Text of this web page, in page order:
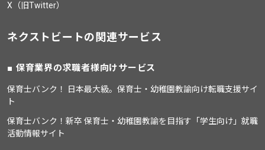
X（旧Twitter）
ネクストビートの関連サービス
保育業界の求職者様向けサービス
保育士バンク！ 日本最大級。保育士・幼稚園教諭向け転職支援サイ
ト
保育士バンク！新卒 保育士・幼稚園教諭を目指す「学生向け」就職
活動情報サイト